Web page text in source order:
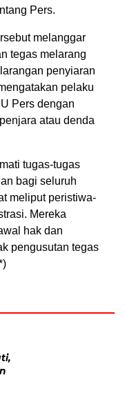
Pers.
melanggar
tegas melarang
penyiaran
pelaku
Pers dengan
atau denda
tugas-tugas
bagi seluruh
meliput peristiwa-
Mereka
hak dan
pengusutan tegas